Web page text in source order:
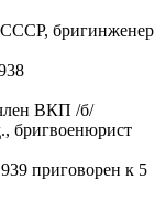
бригинженер
ВКП /б/
бригвоенюрист
приговорен к 5